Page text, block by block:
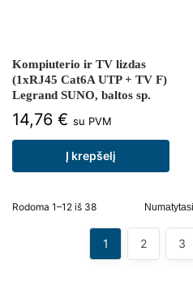
Kompiuterio ir TV lizdas
(1xRJ45 Cat6A UTP + TV F)
Legrand SUNO, baltos sp.
14,76 € su PVM
Į krepšelį
Rodoma 1–12 iš 38
1 2 3